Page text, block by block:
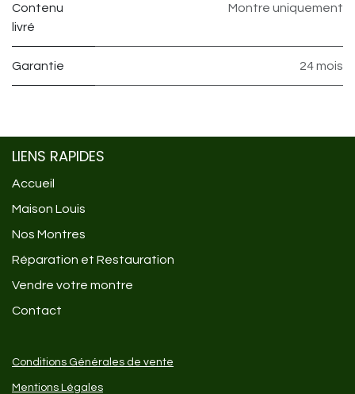
Contenu
livré
Montre uniquement
Garantie 24 mois
LIENS RAPIDES
Accueil
Maison Louis
Nos Montres
Réparation et Restauration
Vendre votre montre
Contact
Conditions Générales de vente
Mentions Légales